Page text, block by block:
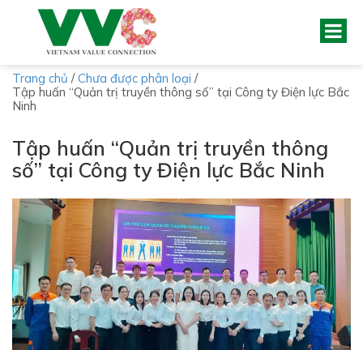
Trang chủ /Chưa được phân loại /
Tập huấn “Quản trị truyền thông số” tại Công ty Điện lực Bắc
Ninh
Tập huấn “Quản trị truyền thông
số” tại Công ty Điện lực Bắc Ninh